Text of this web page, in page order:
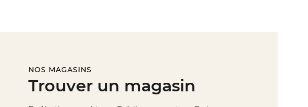
NOS MAGASINS
Trouver un magasin